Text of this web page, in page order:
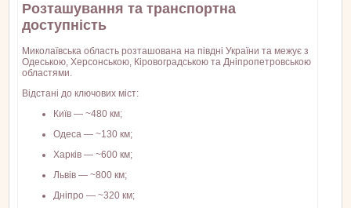
Розташування та транспортна
доступність
Миколаївська область розташована на півдні України та межує з
Одеською, Херсонською, Кіровоградською та Дніпропетровською
областями.
Відстані до ключових міст:
Київ — ~480 км;
Одеса — ~130 км;
Харків — ~600 км;
Львів — ~800 км;
Дніпро — ~320 км;